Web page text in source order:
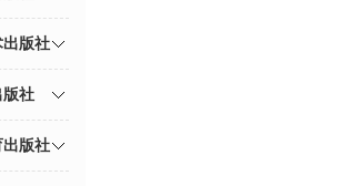
出版社
版社
出版社